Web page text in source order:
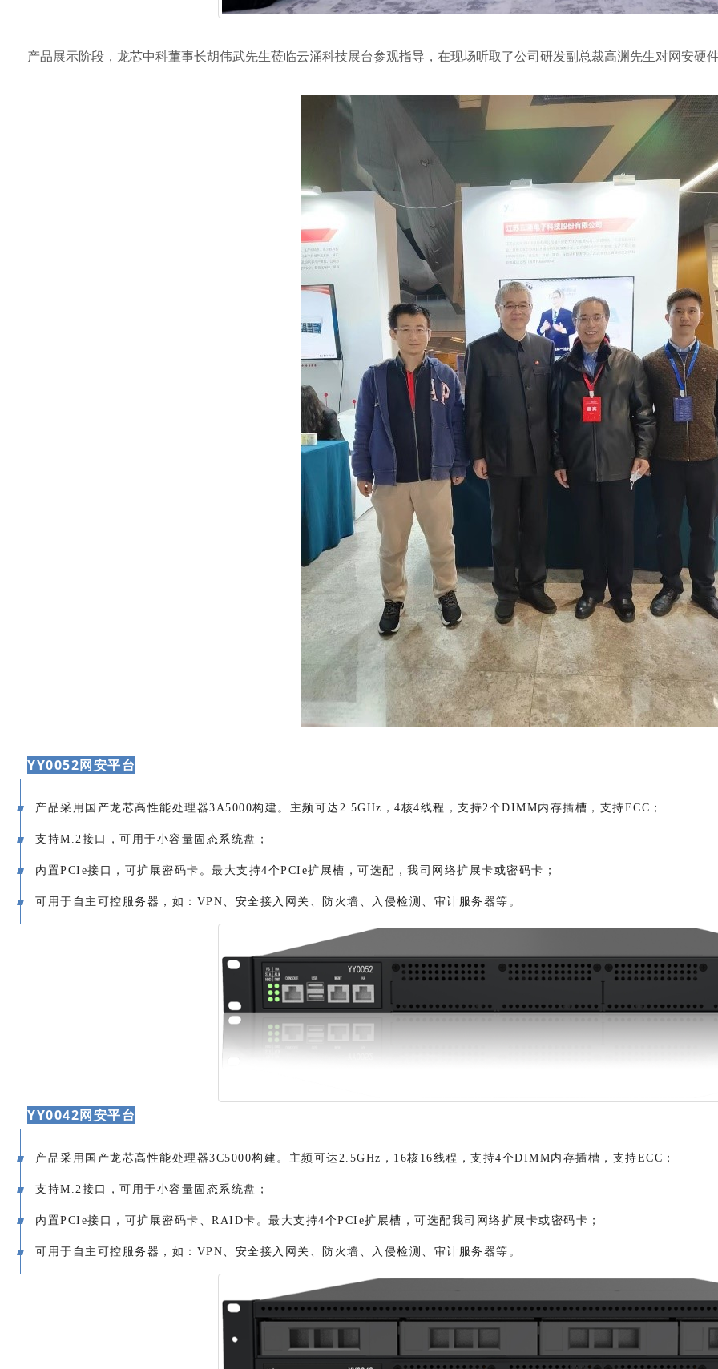
产品展示阶段，龙芯中科董事长胡伟武先生莅临云涌科技展台参观指导，在现场听取了公司研发副总裁高渊先生对网安硬
YY0052网安平台
产品采用国产龙芯高性能处理器3A5000构建。主频可达2.5GHz，4核4线程，支持2个DIMM内存插槽，支持ECC；
支持M.2接口，可用于小容量固态系统盘；
内置PCIe接口，可扩展密码卡。最大支持4个PCIe扩展槽，可选配， 我司网络扩展卡或密码卡；
可用于自主可控服务器，如：VPN、安全接入网关、防火墙、入侵检测、审计服务器等。
YY0042网安平台
产品采用国产龙芯高性能处理器3C5000构建。主频可达2.5GHz， 16核16线程，支持4个DIMM内存插槽，支持ECC；
支持M.2接口，可用于小容量固态系统盘；
内置PCIe接口，可扩展密码卡、RAID卡。最大支持4个PCIe扩展槽，可选配我司网络扩展卡或密码卡；
可用于自主可控服务器，如：VPN、安全接入网关、防火墙、入侵检测、审计服务器等。